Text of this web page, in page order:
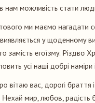
нам можливість стати
ми маємо нагадати
виявляється у щоденному
замість егоїзму. Різдво
усі наші добрі наміри
вітаю вас, дорогі
Нехай мир, любов, радість